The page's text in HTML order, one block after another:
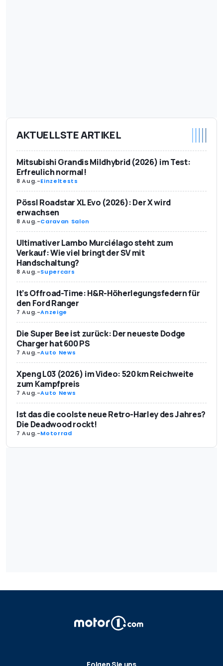
AKTUELLSTE ARTIKEL
Mitsubishi Grandis Mildhybrid (2026) im Test:
Erfreulich normal!
8 Aug.-Einzeltests
Pössl Roadstar XL Evo (2026): Der X wird
erwachsen
8 Aug.-Caravan Salon
Ultimativer Lambo Murciélago steht zum
Verkauf: Wie viel bringt der SV mit
Handschaltung?
8 Aug.-Supercars
It’s Offroad-Time: H&R-Höherlegungsfedern für
den Ford Ranger
7 Aug.-Anzeige
Die Super Bee ist zurück: Der neueste Dodge
Charger hat 600 PS
7 Aug.-Auto News
Xpeng L03 (2026) im Video: 520 km Reichweite
zum Kampfpreis
7 Aug.-Auto News
Ist das die coolste neue Retro-Harley des Jahres?
Die Deadwood rockt!
7 Aug.-Motorrad